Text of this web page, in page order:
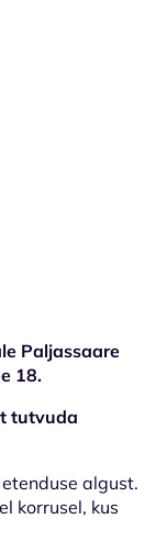
Paljassaare
18.
tutvuda
algust.
korrusel, kus